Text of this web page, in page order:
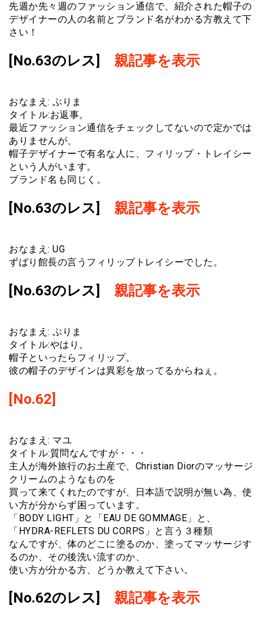
先週か先々週のファッション通信で、紹介された帽子の
デザイナーの人の名前とブランド名がわかる方教えて下
さい！
[No.63のレス] 親記事を表示
おなまえ: ぷりま
タイトル:お返事。
最近ファッション通信をチェックしてないので定かでは
ありませんが、
帽子デザイナーで有名な人に、フィリップ・トレイシー
という人がいます。
ブランド名も同じく。
[No.63のレス] 親記事を表示
おなまえ: UG
ずばり館長の言うフィリップトレイシーでした。
[No.63のレス] 親記事を表示
おなまえ: ぷりま
タイトル:やはり。
帽子といったらフィリップ。
彼の帽子のデザインは異彩を放ってるからねぇ。
[No.62]
おなまえ: マユ
タイトル:質問なんですが・・・
主人が海外旅行のお土産で、Christian Diorのマッサージ
クリームのようなものを
買って来てくれたのですが、日本語で説明が無い為、使
い方が分からず困っています。
「BODY LIGHT」と「EAU DE GOMMAGE」と、
「HYDRA-REFLETS DU CORPS」と言う３種類
なんですが、体のどこに塗るのか、塗ってマッサージす
るのか、その後洗い流すのか、
使い方が分かる方、どうか教えて下さい。
[No.62のレス] 親記事を表示